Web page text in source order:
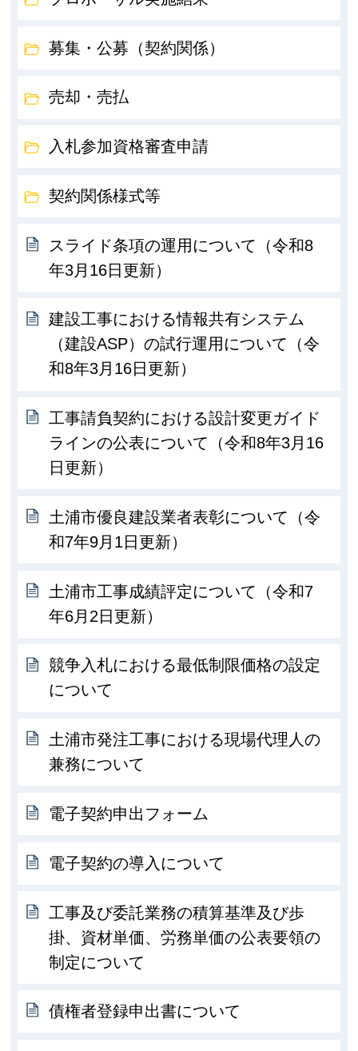
募集・公募（契約関係）
売却・売払
入札参加資格審査申請
契約関係様式等
スライド条項の運用について（令和8
年3月16日更新）
建設工事における情報共有システム
（建設ASP）の試行運用について（令
和8年3月16日更新）
工事請負契約における設計変更ガイド
ラインの公表について（令和8年3月16
日更新）
土浦市優良建設業者表彰について（令
和7年9月1日更新）
土浦市工事成績評定について（令和7
年6月2日更新）
競争入札における最低制限価格の設定
について
土浦市発注工事における現場代理人の
兼務について
電子契約申出フォーム
電子契約の導入について
工事及び委託業務の積算基準及び歩
掛、資材単価、労務単価の公表要領の
制定について
債権者登録申出書について